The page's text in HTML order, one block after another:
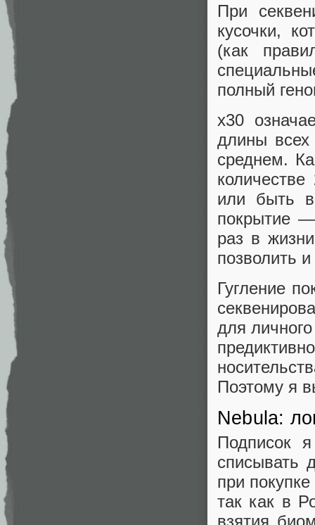
При
кусочки,
(как
полный
x30
длины
среднем.
или быть
покрытие
раз в
позволить
Гугление
для
Поэтому я
Nebula:
Подписок
списывать
при
так как в
взятия